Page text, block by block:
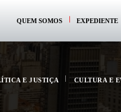
QUEM SOMOS EXPEDIENTE
E JUSTIÇA CULTURA E